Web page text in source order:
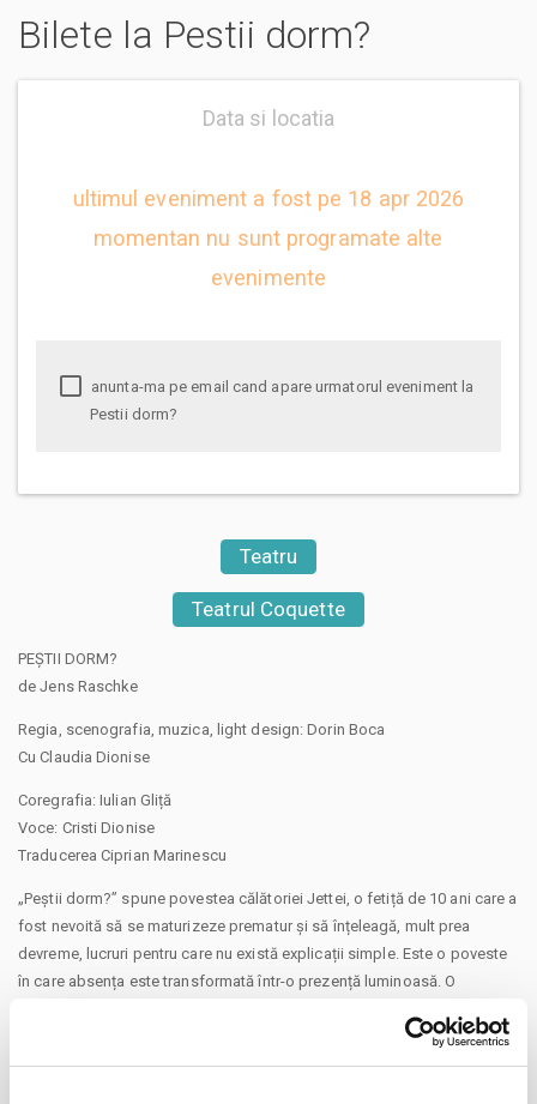
Bilete la Pestii dorm?
Data si locatia
ultimul eveniment a fost pe 18 apr 2026
momentan nu sunt programate alte
evenimente
Pestii dorm?
Teatru
Teatrul Coquette
PEȘTII DORM?
de Jens Raschke
Regia, scenografia, muzica, light design: Dorin Boca
Cu Claudia Dionise
Coregrafia: Iulian Gliță
Voce: Cristi Dionise
Traducerea Ciprian Marinescu
„Peștii dorm?” spune povestea călătoriei Jettei, o fetiță de 10 ani care a
fost nevoită să se maturizeze prematur și să înțeleagă, mult prea
devreme, lucruri pentru care nu există explicații simple. Este o poveste
în care absența este transformată într-o prezență luminoasă. O
imaginație și iubire, așa cum doar un copil știe să o facă.